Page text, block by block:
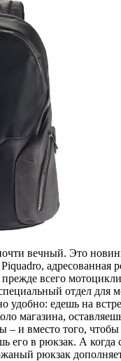
вечный. Это
адресованная
всего
отдел для
удобно: едешь на
магазина,
– и вместо того, чтобы
его в рюкзак. А когда
рюкзак